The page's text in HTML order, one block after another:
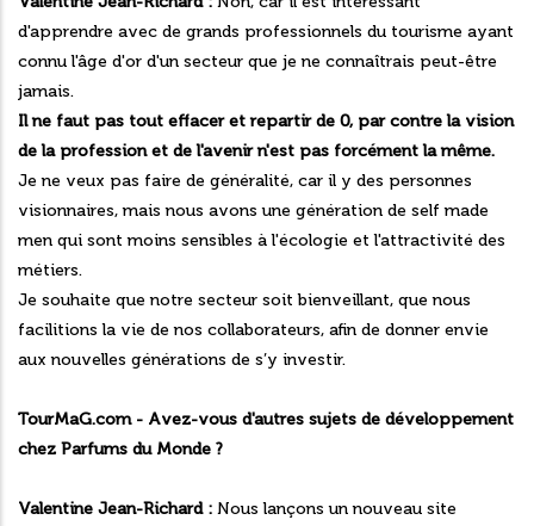
d'apprendre avec de grands professionnels du tourisme ayant
connu l'âge d'or d'un secteur que je ne connaîtrais peut-être
jamais.
Il ne faut pas tout effacer et repartir de 0, par contre la vision
de la profession et de l'avenir n'est pas forcément la même.
Je ne veux pas faire de généralité, car il y des personnes
visionnaires, mais nous avons une génération de self made
men qui sont moins sensibles à l'écologie et l'attractivité des
métiers.
Je souhaite que notre secteur soit bienveillant, que nous
facilitions la vie de nos collaborateurs, afin de donner envie
aux nouvelles générations de s’y investir.
TourMaG.com - Avez-vous d'autres sujets de développement
chez Parfums du Monde ?
Valentine Jean-Richard : Nous lançons un nouveau site